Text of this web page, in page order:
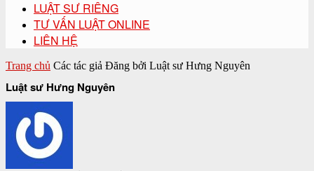
LUẬT SƯ RIÊNG
TƯ VẤN LUẬT ONLINE
LIÊN HỆ
Trang chủ Các tác giả Đăng bởi Luật sư Hưng Nguyên
Luật sư Hưng Nguyên